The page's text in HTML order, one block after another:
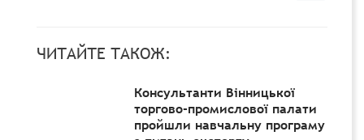
ЧИТАЙТЕ ТАКОЖ:
Консультанти Вінницької
торгово-промислової палати
пройшли навчальну програму